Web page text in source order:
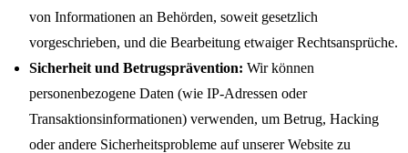
von Informationen an Behörden, soweit gesetzlich
vorgeschrieben, und die Bearbeitung etwaiger Rechtsansprüche.
Sicherheit und Betrugsprävention: Wir können
personenbezogene Daten (wie IP-Adressen oder
Transaktionsinformationen) verwenden, um Betrug, Hacking
oder andere Sicherheitsprobleme auf unserer Website zu